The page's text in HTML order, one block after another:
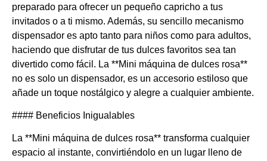
preparado para ofrecer un pequeño capricho a tus
invitados o a ti mismo. Además, su sencillo mecanismo
dispensador es apto tanto para niños como para adultos,
haciendo que disfrutar de tus dulces favoritos sea tan
divertido como fácil. La **Mini máquina de dulces rosa**
no es solo un dispensador, es un accesorio estiloso que
añade un toque nostálgico y alegre a cualquier ambiente.
#### Beneficios Inigualables
La **Mini máquina de dulces rosa** transforma cualquier
espacio al instante, convirtiéndolo en un lugar lleno de